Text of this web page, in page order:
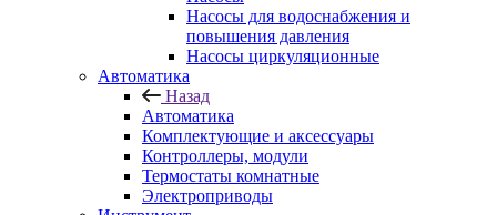
Насосы для водоснабжения и
повышения давления
Насосы циркуляционные
Автоматика
Назад
Автоматика
Комплектующие и аксессуары
Контроллеры, модули
Термостаты комнатные
Электроприводы